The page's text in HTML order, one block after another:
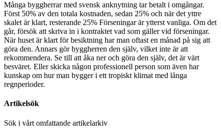
Många byggherrar med svensk anknytning tar betalt i omgångar.
Först 50% av den totala kostnaden, sedan 25% och när det yttre
skalet är klart, resterande 25% Förseningar är ytterst vanliga. Om det
går, försök att skriva in i kontraktet vad som gäller vid förseningar.
När huset är klart för besiktning har man oftast en månad på sig att
göra den. Annars gör byggherren den själv, vilket inte är att
rekommendera. Se till att åka ner och göra den själv, det är värt
besväret. Eller skicka någon professionell person som även har
kunskap om hur man bygger i ett tropiskt klimat med långa
regnperioder.
Artikelsök
Sök i vårt omfattande artikelarkiv